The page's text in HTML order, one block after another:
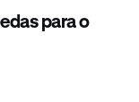
para o